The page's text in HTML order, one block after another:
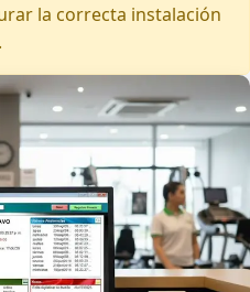
la correcta instalación